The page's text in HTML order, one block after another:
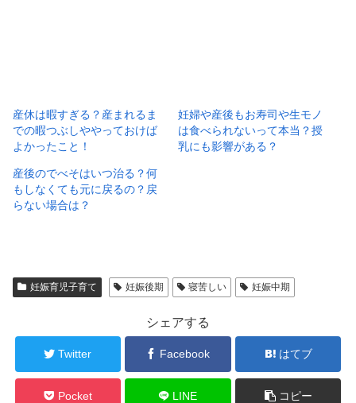
産休は暇すぎる？産まれるま
での暇つぶしややっておけば
よかったこと！
妊婦や産後もお寿司や生モノ
は食べられないって本当？授
乳にも影響がある？
産後のでべそはいつ治る？何
もしなくても元に戻るの？戻
らない場合は？
妊娠育児子育て 妊娠後期 寝苦しい 妊娠中期
シェアする
Twitter Facebook はてブ
Pocket LINE コピー